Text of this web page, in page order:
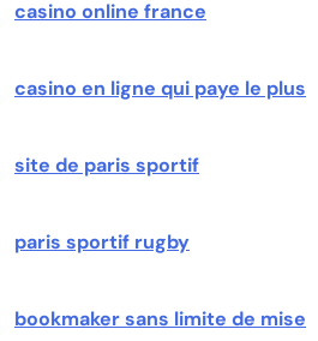
casino online france
casino en ligne qui paye le plus
site de paris sportif
paris sportif rugby
bookmaker sans limite de mise